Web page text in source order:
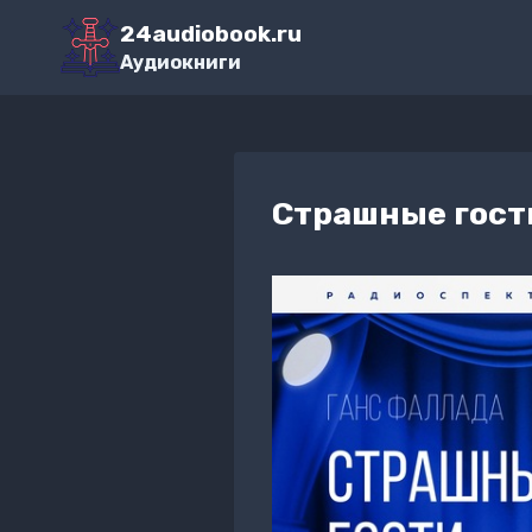
Перейти
содержимому
24audiobook.ru
Аудиокниги
Страшные